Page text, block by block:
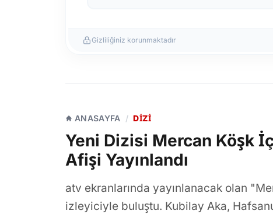
Gizliliğiniz korunmaktadır
ANASAYFA / DIZI
Yeni Dizisi Mercan Köşk
Afişi Yayınlandı
atv ekranlarında yayınlanacak olan
izleyiciyle buluştu. Kubilay Aka,